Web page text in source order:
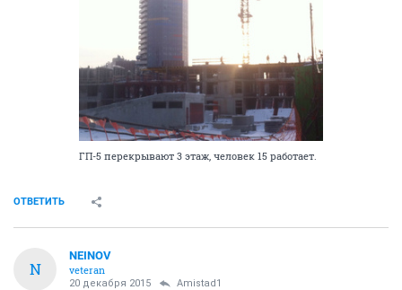
ГП-5 перекрывают 3 этаж, человек 15 работает.
ОТВЕТИТЬ
N
NEINOV
veteran
20 декабря 2015 Amistad1